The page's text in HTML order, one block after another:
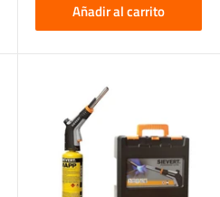
Añadir al carrito